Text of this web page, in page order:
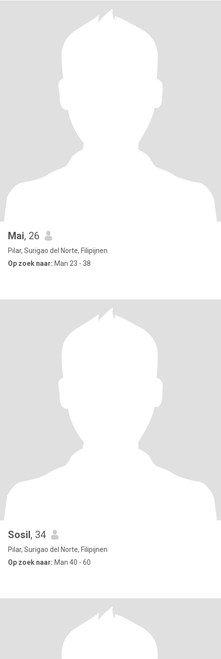
Mai, 26
Pilar, Surigao del Norte, Filipijnen
Op zoek naar: Man 23 - 38
Sosil, 34
Pilar, Surigao del Norte, Filipijnen
Op zoek naar: Man 40 - 60